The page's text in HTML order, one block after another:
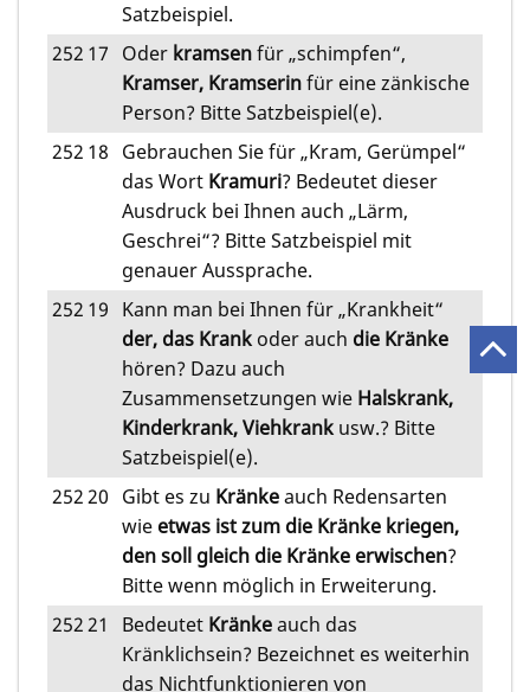
Satzbeispiel.
252 17 Oder kramsenfür „schimpfen“,
Kramser, Kramserinfür eine zänkische
Person? Bitte Satzbeispiel(e).
252 18 Gebrauchen Sie für „Kram, Gerümpel“
das Wort Kramuri? Bedeutet dieser
Ausdruck bei Ihnen auch „Lärm,
Geschrei“? Bitte Satzbeispiel mit
genauer Aussprache.
252 19 Kann man bei Ihnen für „Krankheit“
der, das Krank oder auch die Kränke
hören? Dazu auch
Zusammensetzungen wie Halskrank,
Kinderkrank, Viehkrank usw.? Bitte
Satzbeispiel(e).
25220 Gibt es zu Kränkeauch Redensarten
wie etwas ist zum die Kränke kriegen,
den soll gleich die Kränke erwischen?
Bitte wenn möglich in Erweiterung.
25221 Bedeutet Kränkeauch das
Kränklichsein? Bezeichnet es weiterhin
das Nichtfunktionieren von